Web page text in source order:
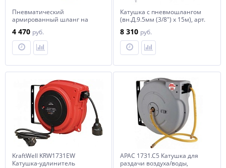
Пневматический
армированный шланг на
4 470 руб.
Катушка с пневмошлангом
(вн.Д.9.5мм (3/8") х 15м), арт.
horex
8 310 руб.
KraftWell KRW1731EW
Катушка-удлинитель
APAC 1731.C5 Катушка для
раздачи воздуха/воды,